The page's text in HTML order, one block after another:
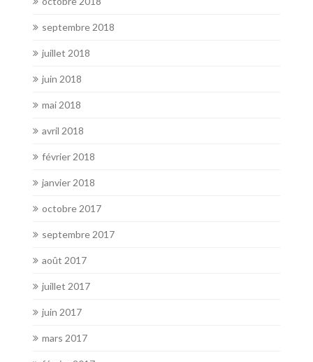
septembre 2018
juillet 2018
juin 2018
mai 2018
avril 2018
février 2018
janvier 2018
octobre 2017
septembre 2017
août 2017
juillet 2017
juin 2017
mars 2017